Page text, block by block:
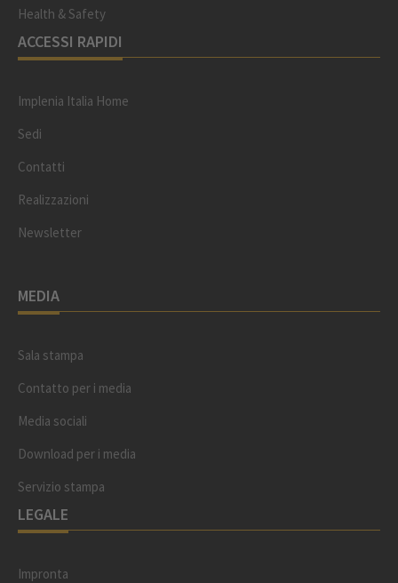
Health & Safety
ACCESSI RAPIDI
Implenia Italia Home
Sedi
Contatti
Realizzazioni
Newsletter
MEDIA
Sala stampa
Contatto per i media
Media sociali
Download per i media
Servizio stampa
LEGALE
Impronta